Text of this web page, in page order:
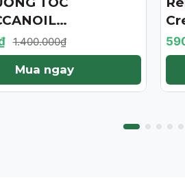
125ML (PHIÊN
HẠN)
1.400.000₫
Mua ngay